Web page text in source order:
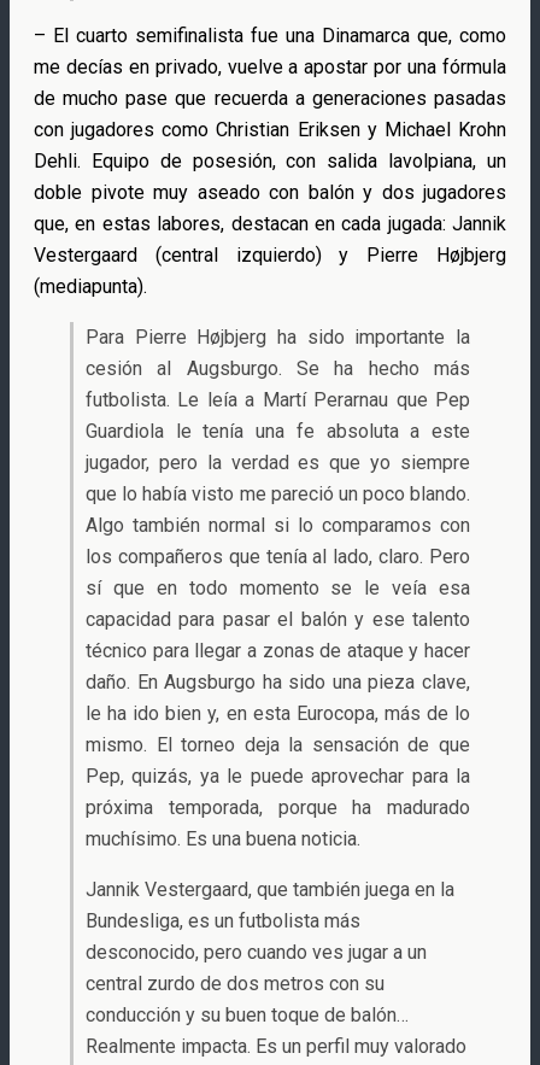
– El cuarto semifinalista fue una Dinamarca que, como
me decías en privado, vuelve a apostar por una fórmula
de mucho pase que recuerda a generaciones pasadas
con jugadores como Christian Eriksen y Michael Krohn
Dehli. Equipo de posesión, con salida lavolpiana, un
doble pivote muy aseado con balón y dos jugadores
que, en estas labores, destacan en cada jugada: Jannik
Vestergaard (central izquierdo) y Pierre Højbjerg
(mediapunta).
Para Pierre Højbjerg ha sido importante la
cesión al Augsburgo. Se ha hecho más
futbolista. Le leía a Martí Perarnau que Pep
Guardiola le tenía una fe absoluta a este
jugador, pero la verdad es que yo siempre
que lo había visto me pareció un poco blando.
Algo también normal si lo comparamos con
los compañeros que tenía al lado, claro. Pero
sí que en todo momento se le veía esa
capacidad para pasar el balón y ese talento
técnico para llegar a zonas de ataque y hacer
daño. En Augsburgo ha sido una pieza clave,
le ha ido bien y, en esta Eurocopa, más de lo
mismo. El torneo deja la sensación de que
Pep, quizás, ya le puede aprovechar para la
próxima temporada, porque ha madurado
muchísimo. Es una buena noticia.
Jannik Vestergaard, que también juega en la
Bundesliga, es un futbolista más
desconocido, pero cuando ves jugar a un
central zurdo de dos metros con su
conducción y su buen toque de balón…
Realmente impacta. Es un perfil muy valorado